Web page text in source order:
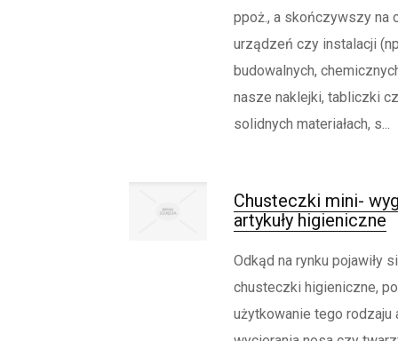
ppoż., a skończywszy na
urządzeń czy instalacji
budowalnych,
nasze naklejki, tabliczki
solidnych materiałach, s...
Chusteczki mini-
artykuły higieniczne
Odkąd na rynku pojawiły
chusteczki higieniczne,
użytkowanie tego rodzaju